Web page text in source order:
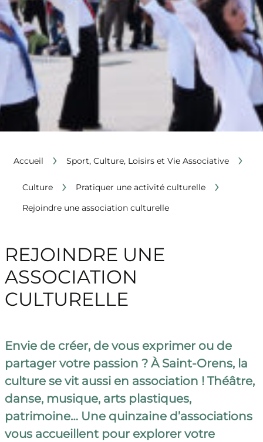
Accueil › Sport, Culture, Loisirs et Vie Associative ›
Culture › Pratiquer une activité culturelle ›
Rejoindre une association culturelle
REJOINDRE UNE
ASSOCIATION
CULTURELLE
Envie de créer, de vous exprimer ou de
partager votre passion ? À Saint-Orens, la
culture se vit aussi en association ! Théâtre,
danse, musique, arts plastiques,
patrimoine… Une quinzaine d’associations
vous accueillent pour explorer votre